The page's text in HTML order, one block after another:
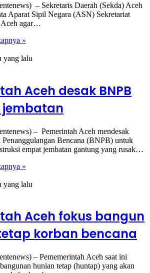
– Sekretaris Daerah (Sekda) Aceh
Aparat Sipil Negara (ASN) Sekretariat
Aceh agar…
»
yang lalu
Aceh desak BNPB
– Pemerintah Aceh mendesak
Penanggulangan Bencana (BNPB) untuk
empat jembatan gantung yang rusak…
»
yang lalu
Aceh fokus bangun
korban bencana
– Pememerintah Aceh saat ini
hunian tetap (huntap) yang akan